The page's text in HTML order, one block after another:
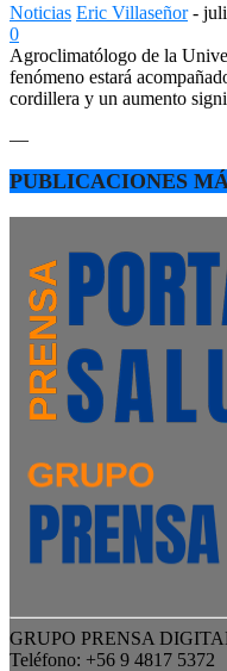
Noticias Eric Villaseñor -
0
Agroclimatólogo de la
fenómeno estará
cordillera y un aumento
—
PUBLICACIONES
GRUPO PRENSA
Teléfono: +56 9 4817 5372